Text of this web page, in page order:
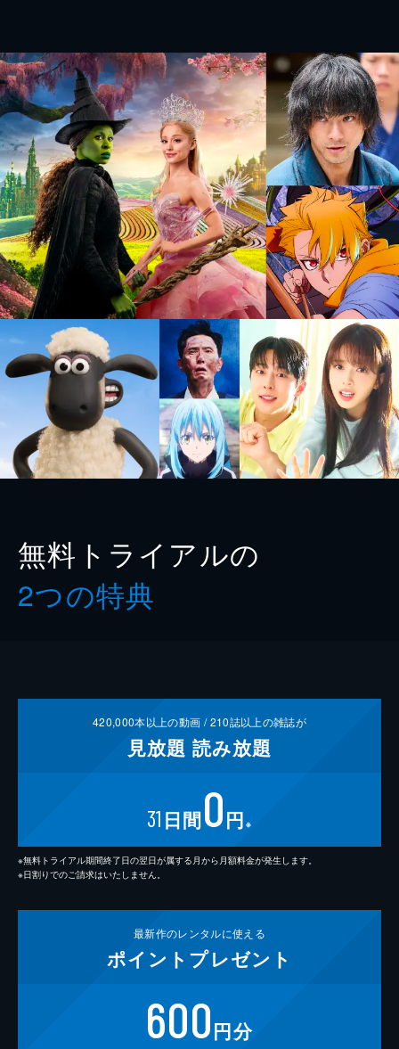
無料トライアルの
2つの特典
420,000本以上の動画 /210誌以上の雑誌が
見放題 読み放題
31 日間0円 ※
※無料トライアル期間終了日の翌日が属する月から月額料金が発生します。
※日割りでのご請求はいたしません。
最新作のレンタルに使える
ポイント プレゼント
600円分